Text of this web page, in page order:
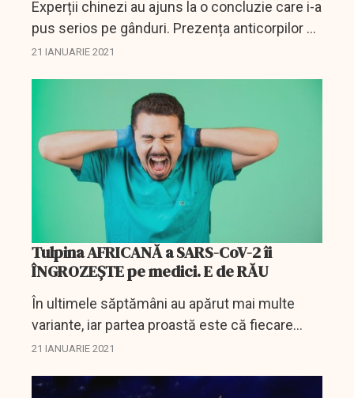
Experții chinezi au ajuns la o concluzie care i-a
pus serios pe gânduri. Prezența anticorpilor nu
previne reinfectarea cu COVID-19, afirmă
21 IANUARIE 2021
Tulpina AFRICANĂ a SARS-CoV-2 îi
ÎNGROZEȘTE pe medici. E de RĂU
În ultimele săptămâni au apărut mai multe
variante, iar partea proastă este că fiecare
dintre ele vin cu un grup de mutații genetice,
tem în...
21 IANUARIE 2021